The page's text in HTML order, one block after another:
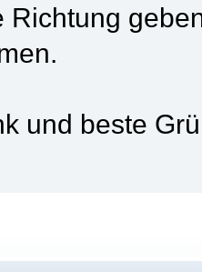
Richtung
und beste